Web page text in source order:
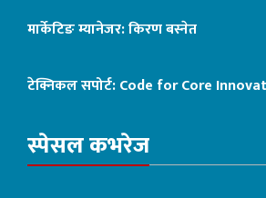
मार्केटिङ म्यानेजर: किरण बस्नेत
टेक्निकल सपोर्ट:Code for Core
स्पेसल कभरेज